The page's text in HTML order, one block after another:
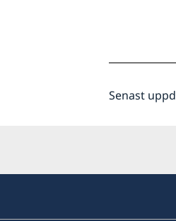
Senast